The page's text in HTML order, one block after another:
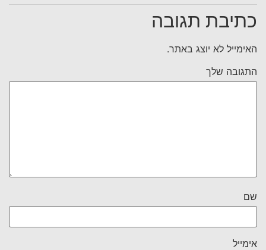
כתיבת תגובה
האימייל לא יוצג באתר.
התגובה שלך
שם
אימייל